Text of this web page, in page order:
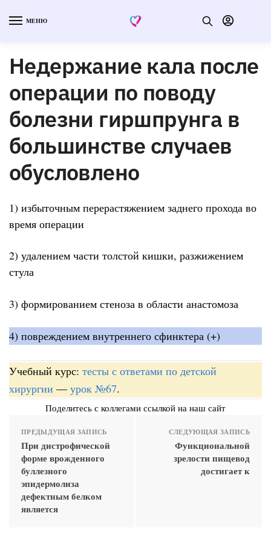
МЕНЮ
Недержание кала после
операции по поводу
болезни гиршпрунга в
большинстве случаев
обусловлено
1) избыточным перерастяжением заднего прохода во
время операции
2) удалением части толстой кишки, разжижением
стула
3) формированием стеноза в области анастомоза
4) повреждением внутреннего сфинктера (+)
Учебный курс: тесты с ответами по детской
хирургии — урок №67.
Поделитесь с коллегами ссылкой на наш сайт
ПРЕДЫДУЩАЯ ЗАПИСЬ
При дистрофической
форме врожденного
буллезного
эпидермолиза
дефектным белком
является
СЛЕДУЮЩАЯ ЗАПИСЬ
Функциональной
зрелости пищевод
достигает к